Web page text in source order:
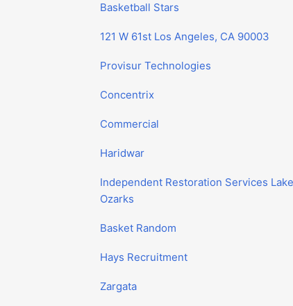
Basketball Stars
121 W 61st Los Angeles, CA 90003
Provisur Technologies
Concentrix
Commercial
Haridwar
Independent Restoration Services
Ozarks
Basket Random
Hays Recruitment
Zargata